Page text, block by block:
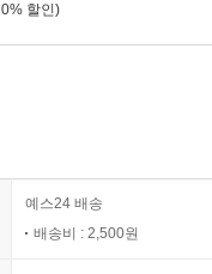
할인)
예스24 배송
배송비 : 2,500원